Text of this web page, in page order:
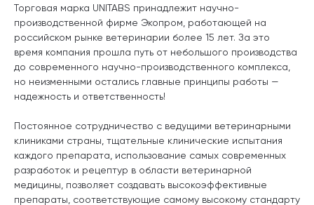
Торговая марка UNITABS принадлежит научно-
производственной фирме Экопром, работающей на
российском рынке ветеринарии более 15 лет. За это
время компания прошла путь от небольшого производства
до современного научно-производственного комплекса,
но неизменными остались главные принципы работы —
надежность и ответственность!
Постоянное сотрудничество с ведущими ветеринарными
клиниками страны, тщательные клинические испытания
каждого препарата, использование самых современных
разработок и рецептур в области ветеринарной
медицины, позволяет создавать высокоэффективные
препараты, соответствующие самому высокому стандарту